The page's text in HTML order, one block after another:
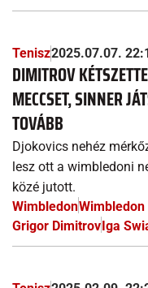
Tenisz2025.07.07.
DIMITROV
MECCSET, SINNER
TOVÁBB
Djokovics nehéz
lesz ott a wimbledoni
közé jutott.
WimbledonWimbledon
Grigor DimitrovIga